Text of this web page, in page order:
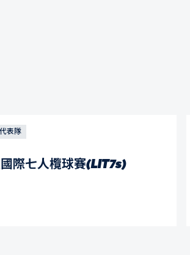
表隊
際七人欖球賽(LIT7s)